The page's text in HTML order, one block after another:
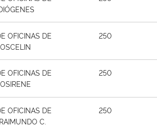
OFICINAS DE
250
OFICINAS DE
250
OFICINAS DE
C.
250